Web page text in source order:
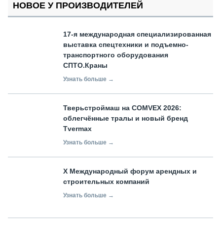
НОВОЕ У ПРОИЗВОДИТЕЛЕЙ
17-я международная специализированная
выставка спецтехники и подъемно-
транспортного оборудования
СПТО.Краны
Узнать больше →
Тверьстроймаш на COMVEX 2026:
облегчённые тралы и новый бренд
Tvermax
Узнать больше →
X Международный форум арендных и
строительных компаний
Узнать больше →